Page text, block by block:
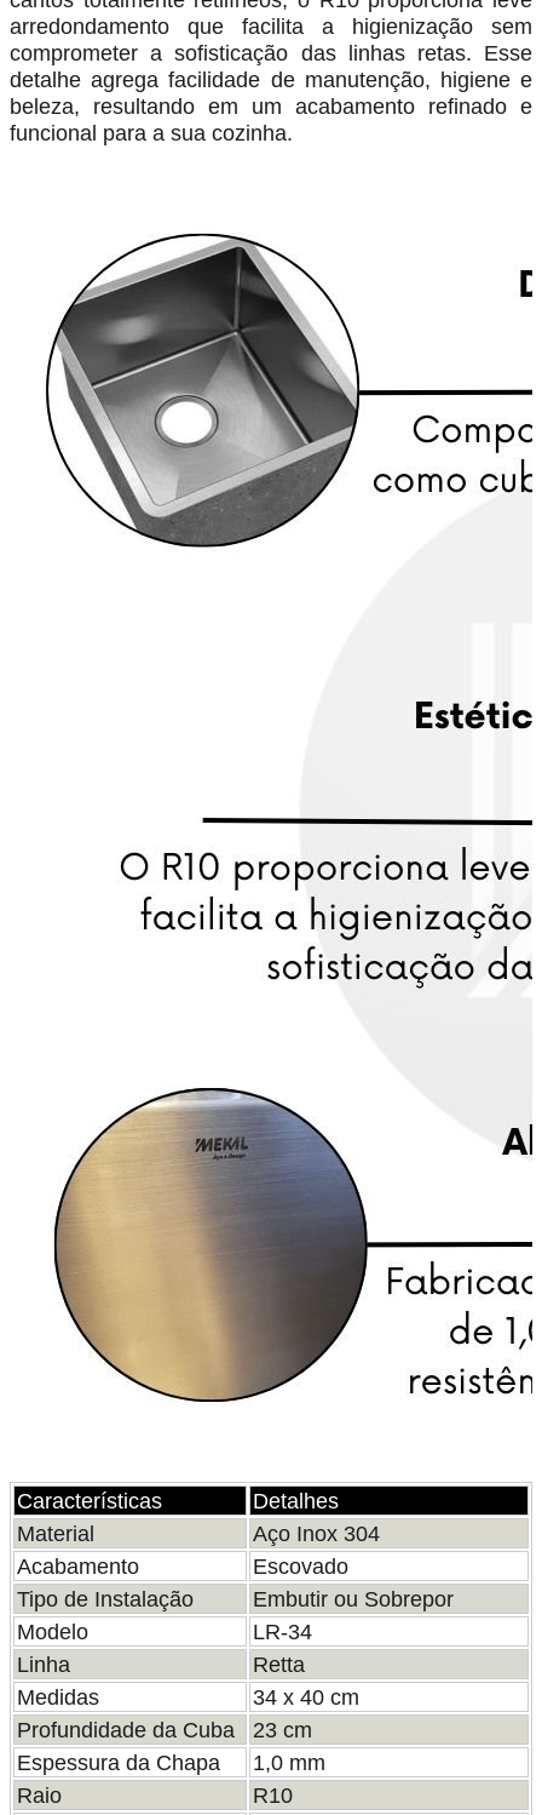
arredondamento que facilita a higienização sem
comprometer a sofisticação das linhas retas. Esse
detalhe agrega facilidade de manutenção, higiene e
beleza, resultando em um acabamento refinado e
funcional para a sua cozinha.
Características
Detalhes
Material
Aço Inox 304
Acabamento
Escovado
Tipo de Instalação
Embutir ou Sobrepor
Modelo
LR-34
Linha
Retta
Medidas
34 x 40 cm
Profundidade da Cuba
23 cm
Espessura da Chapa
1,0 mm
Raio
R10